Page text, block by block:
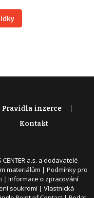
Pravidla inzerce
Kontakt
CENTER a.s. a dodavatelé
materiálům | Podmínky pro
| Informace o zpracování
soukromí | Vlastnická